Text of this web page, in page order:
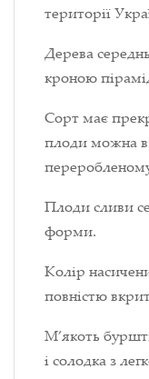
території
Дерева
кроною
Сорт має
плоди можна
Плоди сливи
форми.
Колір
повністю
М’якоть
і солодка з